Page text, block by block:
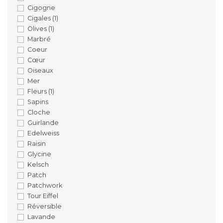
Cigogne
Cigales (1)
Olives (1)
Marbré
Coeur
Cœur
Oiseaux
Mer
Fleurs (1)
Sapins
Cloche
Guirlande
Edelweiss
Raisin
Glycine
Kelsch
Patch
Patchwork
Tour Eiffel
Réversible
Lavande